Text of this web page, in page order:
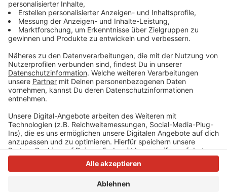
Hiergehts zur Homepage des Vereins.
Anzeige
Anzeige